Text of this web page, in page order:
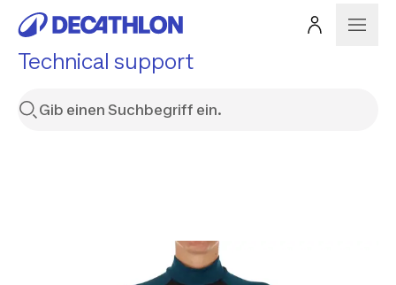
Technical support